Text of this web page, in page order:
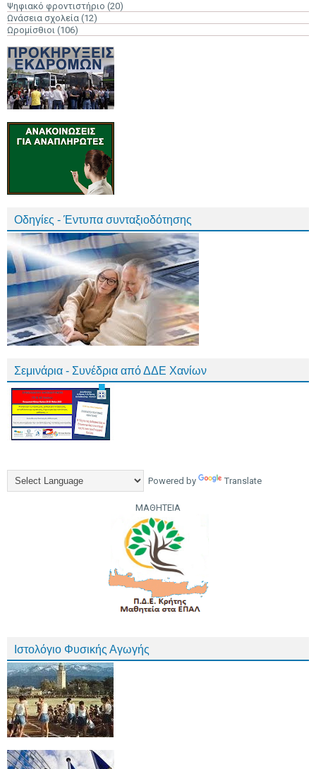
Ψηφιακό φροντιστήριο (20)
Ωνάσεια σχολεία (12)
Ωρομίσθιοι (106)
Οδηγίες - Έντυπα συνταξιοδότησης
Σεμινάρια - Συνέδρια από ΔΔΕ Χανίων
Powered by Translate
ΜΑΘΗΤΕΙΑ
Ιστολόγιο Φυσικής Αγωγής